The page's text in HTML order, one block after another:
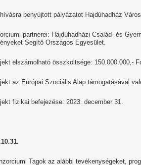
benyújtott pályázatot Hajdúhadház
partnerei: Hajdúhadházi Család- és
Segítő Országos Egyesület.
elszámolható összköltsége: 150.000.000,-
az Európai Szociális Alap támogatásával
fizikai befejezése: 2023. december 31.
Tagok az alábbi tevékenységeket,